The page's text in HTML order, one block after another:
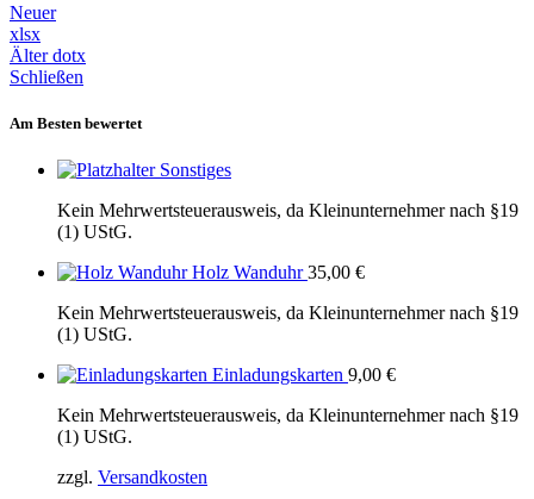
Neuer
xlsx
Älter dotx
Schließen
Am Besten bewertet
Sonstiges
Kein Mehrwertsteuerausweis, da Kleinunternehmer nach §19
(1) UStG.
Holz Wanduhr35,00 €
Kein Mehrwertsteuerausweis, da Kleinunternehmer nach §19
(1) UStG.
Einladungskarten 9,00 €
Kein Mehrwertsteuerausweis, da Kleinunternehmer nach §19
(1) UStG.
zzgl. Versandkosten